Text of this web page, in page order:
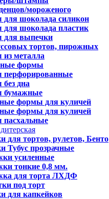
мороженого
шоколада силикон
шоколада пластик
выпечки
тортов, пирожных
металла
формы
дна
формы для куличей
формы для куличей
для тортов, рулетов, Бенто
Тубус прозрачные
усиленные
тонкие 0,8 мм.
для торта ЛХДФ
под торт
для капкейков